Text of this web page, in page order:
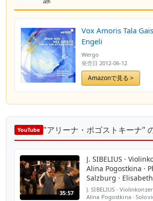
Vox Amoris Tala
Engeli
Wergo
発売日 2012-06-12
Amazonで見る >
YouTube "アリーナ・ポゴストキーナ"
35:57
J. SIBELIUS ·
Alina Pogostkina ·
Salzburg ·
J. SIBELIUS ·
Alina Pogostkina ·